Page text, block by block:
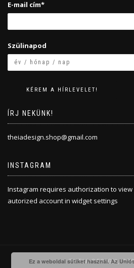
E-mail cím*
Szülinapod
ÍRJ NEKÜNK!
theiadesign.shop@gmail.com
INSTAGRAM
Instagram requires authorization to
autorized account in widget settings
THEIA DESIGN,
Ez a weboldal sütiket használ. Az